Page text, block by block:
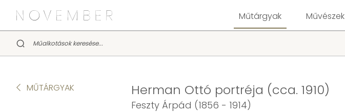
Műtárgyak Művészek
MŰTÁRGYAK Herman Ottó portréja (cca. 1910)
Feszty Árpád (1856 - 1914)